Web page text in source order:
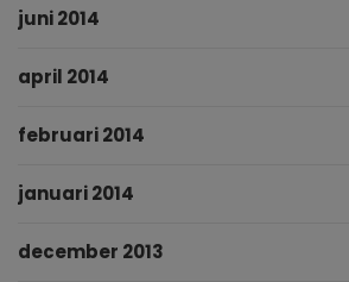
juni 2014
april 2014
februari 2014
januari 2014
december 2013